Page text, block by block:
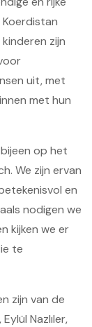
zijn
uit, met
met hun
op het
We zijn ervan
en
nodigen we
kijken we er
te
zijn van de
Nazlıler,